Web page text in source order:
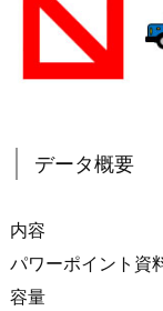
データ概要
内容
パワーポイント資
容量